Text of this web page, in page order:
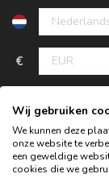
€
Wij gebruiken
We kunnen deze
onze website te
een geweldige
cookies die we